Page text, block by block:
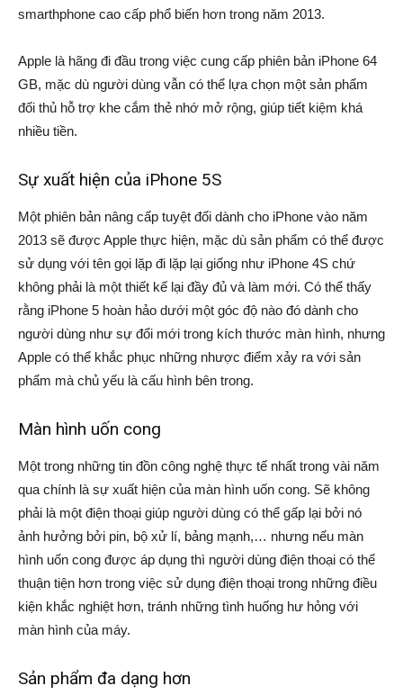
smarthphone cao cấp phổ biến hơn trong năm 2013.
Apple là hãng đi đầu trong việc cung cấp phiên bản iPhone 64
GB, mặc dù người dùng vẫn có thể lựa chọn một sản phẩm
đối thủ hỗ trợ khe cắm thẻ nhớ mở rộng, giúp tiết kiệm khá
nhiều tiền.
Sự xuất hiện của iPhone 5S
Một phiên bản nâng cấp tuyệt đối dành cho iPhone vào năm
2013 sẽ được Apple thực hiện, mặc dù sản phẩm có thể được
sử dụng với tên gọi lặp đi lặp lại giống như iPhone 4S chứ
không phải là một thiết kế lại đầy đủ và làm mới. Có thể thấy
rằng iPhone 5 hoàn hảo dưới một góc độ nào đó dành cho
người dùng như sự đổi mới trong kích thước màn hình, nhưng
Apple có thể khắc phục những nhược điểm xảy ra với sản
phẩm mà chủ yếu là cấu hình bên trong.
Màn hình uốn cong
Một trong những tin đồn công nghệ thực tế nhất trong vài năm
qua chính là sự xuất hiện của màn hình uốn cong. Sẽ không
phải là một điện thoại giúp người dùng có thể gấp lại bởi nó
ảnh hưởng bởi pin, bộ xử lí, bảng mạnh,… nhưng nếu màn
hình uốn cong được áp dụng thì người dùng điện thoại có thể
thuận tiện hơn trong việc sử dụng điện thoại trong những điều
kiện khắc nghiệt hơn, tránh những tình huống hư hỏng với
màn hình của máy.
Sản phẩm đa dạng hơn